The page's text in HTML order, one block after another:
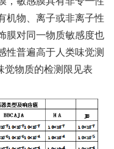
机物、离子或非离子性
膜对同一物质敏感度也
性普遍高于人类味觉测
觉物质的检测限见表